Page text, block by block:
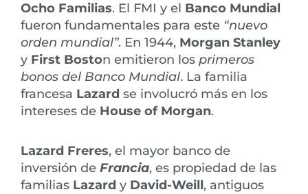
Ocho Familias. El FMI y el Banco Mundial
fueron fundamentales para este “nuevo
orden mundial”. En 1944, Morgan Stanley
y First Boston emitieron los primeros
bonos del Banco Mundial. La familia
francesa Lazard se involucró más en los
intereses de House of Morgan.
Lazard Freres, el mayor banco de
inversión de Francia, es propiedad de las
familias Lazard y David-Weill, antiguos